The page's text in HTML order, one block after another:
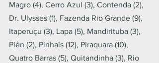
Magro (4), Cerro Azul (3), Contenda (2),
Dr. Ulysses (1), Fazenda Rio Grande (9),
Itaperuçu (3), Lapa (5), Mandirituba (3),
Piên (2), Pinhais (12), Piraquara (10),
Quatro Barras (5), Quitandinha (3), Rio